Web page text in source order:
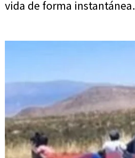
vida de forma instantánea.